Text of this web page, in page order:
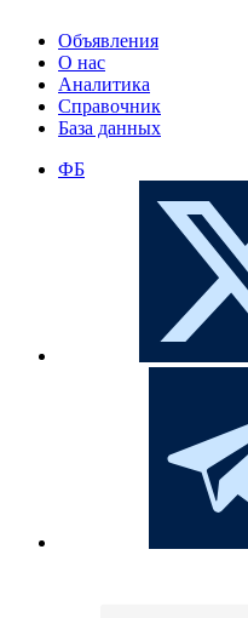
Объявления
О нас
Аналитика
Справочник
База данных
ФБ